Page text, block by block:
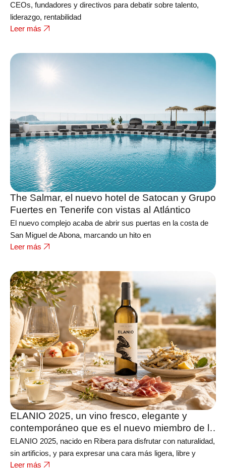
CEOs, fundadores y directivos para debatir sobre talento,
liderazgo, rentabilidad
Leer más
The Salmar, el nuevo hotel de Satocan y Grupo
Fuertes en Tenerife con vistas al Atlántico
El nuevo complejo acaba de abrir sus puertas en la costa de
San Miguel de Abona, marcando un hito en
Leer más
ELANIO 2025, un vino fresco, elegante y
contemporáneo que es el nuevo miembro de la
bodega FERRATUS
ELANIO 2025, nacido en Ribera para disfrutar con naturalidad,
sin artificios, y para expresar una cara más ligera, libre y
Leer más